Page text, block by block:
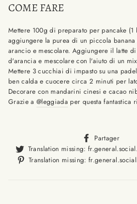
COME FARE
Mettere 100g di preparato per pancake (1
aggiungere la purea di un piccola
arancio e mescolare. Aggiungere il latte
d'arancia e mescolare con l'aiuto di un
Mettere 3 cucchiai di impasto su una
ben calda e cuocere circa 2 minuti per
Decorare con mandarini cinesi e cacao
Grazie a@leggiada per questa fantastica
Partager
Translation missing:
Translation missing: